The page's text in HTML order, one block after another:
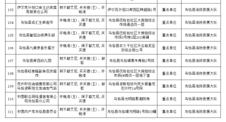
主办：克孜勒苏柯尔克孜自治州人民政府办公室
承办：克孜勒苏柯尔克孜自治州政务公开信息中心
新公网安备65300102000007号 新ICP备2022000247号
政府网站标识码：6530000002 法律声明 关于我们